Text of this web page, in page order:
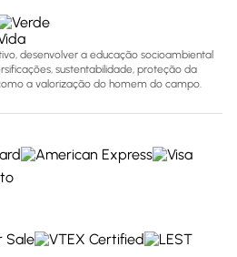
desenvolver a educação socioambiental
sustentabilidade, proteção da
a valorização do homem do campo.